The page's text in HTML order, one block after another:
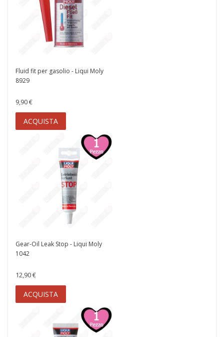
Fluid fit per gasolio - Liqui Moly
8929
9,90 €
ACQUISTA
Gear-Oil Leak Stop - Liqui Moly
1042
12,90 €
ACQUISTA